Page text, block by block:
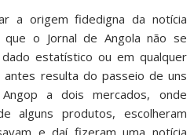
a origem fidedigna da notícia
que o Jornal de Angola não se
estatístico ou em qualquer
antes resulta do passeio de uns
a dois mercados, onde
alguns produtos, escolheram
e daí fizeram uma notícia